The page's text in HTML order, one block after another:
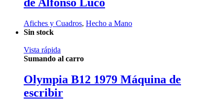
de Alfonso Luco
Afiches y Cuadros, Hecho a Mano
Sin stock
Vista rápida
Sumando al carro
Olympia B12 1979 Máquina de
escribir